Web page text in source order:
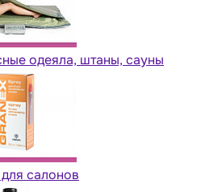
одеяла, штаны, сауны
салонов